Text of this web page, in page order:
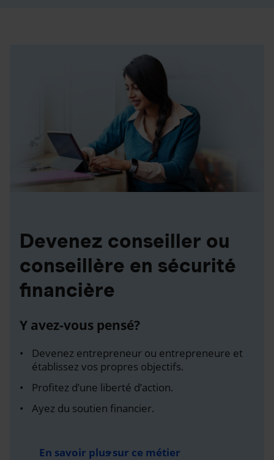
Devenez conseiller ou
conseillère en sécurité
financière
Y avez-vous pensé?
Devenez entrepreneur ou entrepreneure et
établissez vos propres objectifs.
Profitez d’une liberté d’action.
Ayez du soutien financier.
En savoir plus sur ce métier